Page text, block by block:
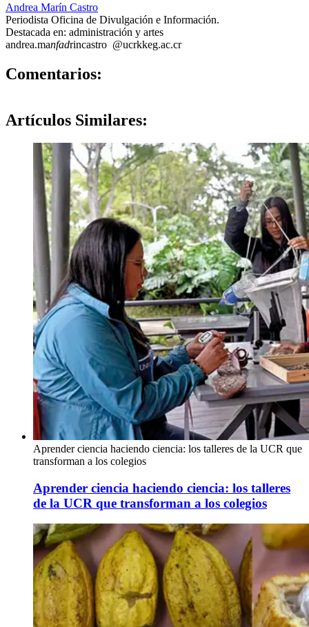
Andrea Marín Castro
Periodista Oficina de Divulgación e Información.
Destacada en: administración y artes
andrea.manfadrincastro @ucrkkeg.ac.cr
Comentarios:
Artículos Similares:
Aprender ciencia haciendo ciencia: los talleres de la UCR que
transforman a los colegios
Aprender ciencia haciendo ciencia: los talleres
de la UCR que transforman a los colegios